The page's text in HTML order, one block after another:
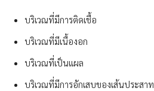
บริเวณที่มีการติดเชื้อ
บริเวณที่มีเนื้องอก
บริเวณที่เป็นแผล
บริเวณที่มีการอักเสบของเส้นประสาท